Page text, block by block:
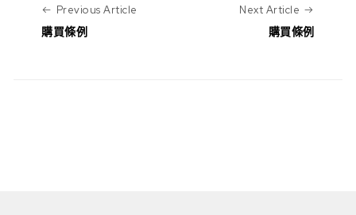
Previous Article
購買條例
Next Article
購買條例